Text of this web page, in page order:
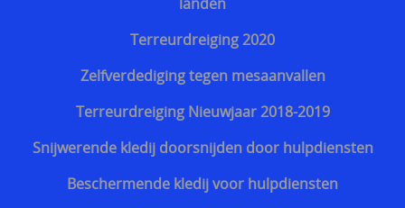
kogelvrije vesten te koop belgie
Kogelvrij - kogelwerend vest tegen TT 33 Tokarev
Snijwerende en kogelwerende T-shirt carriers
Steekpartij forum update
Info kogelwerende vesten voor politieagenten
Terreurdreiging 2020
Zelfverdediging tegen mesaanvallen
Terreurdreiging Nieuwjaar 2018-2019
Snijwerende kledij doorsnijden door hulpdiensten
Beschermende kledij voor hulpdiensten